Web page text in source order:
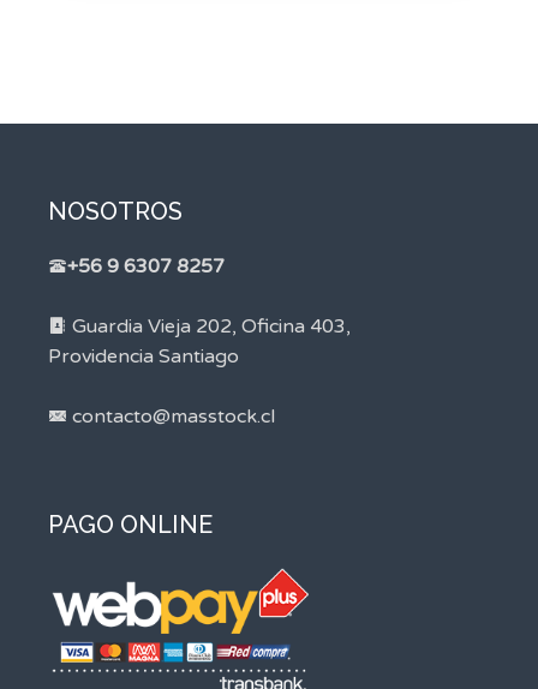
NOSOTROS
+56 9 6307 8257
Guardia Vieja 202, Oficina 403,
Providencia Santiago
contacto@masstock.cl
PAGO ONLINE